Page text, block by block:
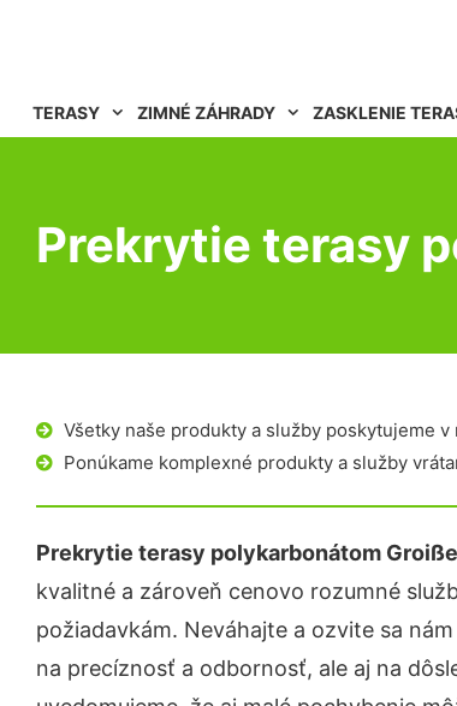
TERASY ZIMNÉ ZÁHRADY ZASKLENIE
Prekrytie terasy
Všetky naše produkty a služby poskytujeme v
Ponúkame komplexné produkty a služby
Prekrytie terasy polykarbonátom
kvalitné a zároveň cenovo rozumné
požiadavkám. Neváhajte a ozvite sa
na precíznosť a odbornosť, ale aj na